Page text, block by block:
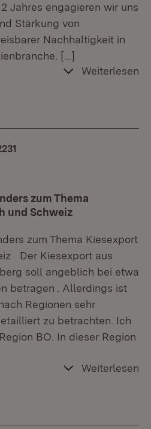
Jahres engagieren wir uns
Stärkung von
Nachhaltigkeit in
[…]
Weiterlesen
zum Thema
und Schweiz
zum Thema Kiesexport
Der Kiesexport aus
soll angeblich bei etwa
betragen . Allerdings ist
Regionen sehr
zu betrachten. Ich
BO. In dieser Region
Weiterlesen